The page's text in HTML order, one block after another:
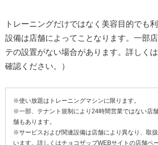
トレーニングだけではなく美容目的でも
設備は店舗によってことなります。一部
テの設置がない場合があります。詳しく
確認ください。）
※使い放題はトレーニングマシンに限ります。
※一部、テナント規制により24時間営業ではない店
舗もあります。
※サービスおよび関連設備は店舗により異なり、取
います。詳しくはチョコザップWEBサイトの店舗ペ